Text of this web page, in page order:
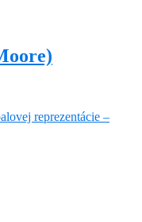
reprezentácie –